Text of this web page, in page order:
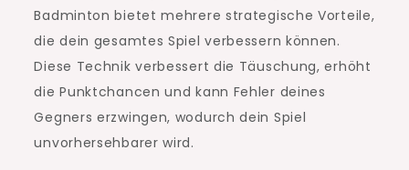
Badminton bietet mehrere strategische Vorteile,
die dein gesamtes Spiel verbessern können.
Diese Technik verbessert die Täuschung, erhöht
die Punktchancen und kann Fehler deines
Gegners erzwingen, wodurch dein Spiel
unvorhersehbarer wird.